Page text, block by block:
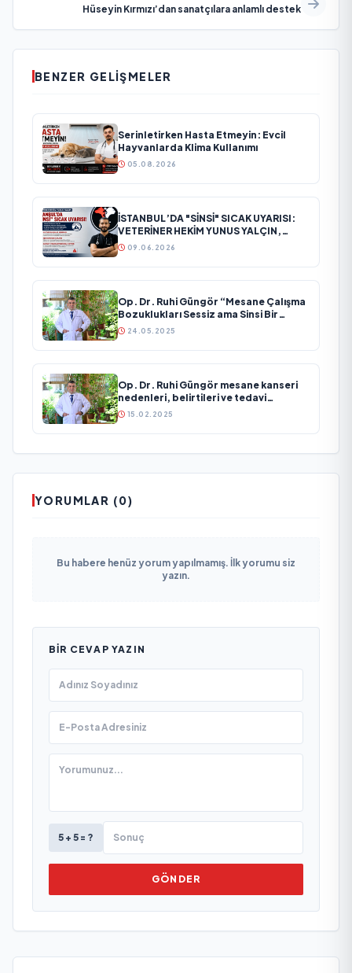
Hüseyin Kırmızı’dan sanatçılara anlamlı destek
BENZER GELIŞMELER
Serinletirken Hasta Etmeyin: Evcil
Hayvanlarda Klima Kullanımı
05.08.2026
İSTANBUL’DA "SİNSİ" SICAK UYARISI:
VETERİNER HEKİM YUNUS YALÇIN,
MAYIS AYINDAKİ GİZLİ TEHLİKEYE
09.06.2026
Op. Dr. Ruhi Güngör “Mesane Çalışma
Bozuklukları Sessiz ama Sinsi Bir
Sorun”
24.05.2025
Op. Dr. Ruhi Güngör mesane kanseri
nedenleri, belirtileri ve tedavi
yöntemleri hakkında önemli
15.02.2025
YORUMLAR (0)
Bu habere henüz yorum yapılmamış. İlk yorumu siz
yazın.
BIR CEVAP YAZIN
5 + 5 = ?
GÖNDER